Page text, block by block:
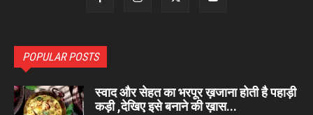
POPULAR POSTS
स्वाद और सेहत का भरपूर ख़जाना होती है पहाड़ी
कड़ी ,देखिए इसे बनाने की ख़ास...